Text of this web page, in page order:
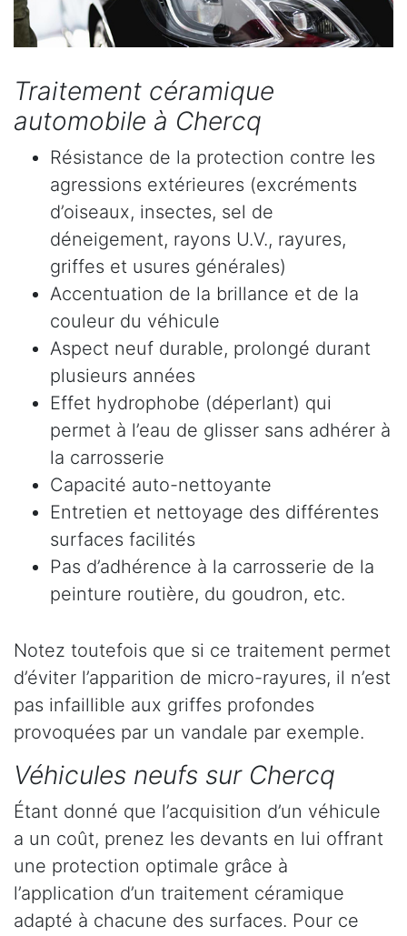
Traitement céramique
automobile à Chercq
Résistance de la protection contre les
agressions extérieures (excréments
d’oiseaux, insectes, sel de
déneigement, rayons U.V., rayures,
griffes et usures générales)
Accentuation de la brillance et de la
couleur du véhicule
Aspect neuf durable, prolongé durant
plusieurs années
Effet hydrophobe (déperlant) qui
permet à l’eau de glisser sans adhérer à
la carrosserie
Capacité auto-nettoyante
Entretien et nettoyage des différentes
surfaces facilités
Pas d’adhérence à la carrosserie de la
peinture routière, du goudron, etc.
Notez toutefois que si ce traitement permet
d’éviter l’apparition de micro-rayures, il n’est
pas infaillible aux griffes profondes
provoquées par un vandale par exemple.
Véhicules neufs sur Chercq
Étant donné que l’acquisition d’un véhicule
a un coût, prenez les devants en lui offrant
une protection optimale grâce à
l’application d’un traitement céramique
adapté à chacune des surfaces. Pour ce